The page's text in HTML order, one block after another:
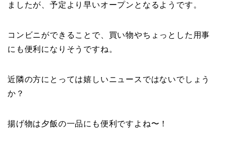
ましたが、予定より早いオープンとなるようです。
コンビニができることで、 買い物やちょっとした用事
にも便利になりそうですね。
近隣の方にとっては嬉しいニュースではないでしょう
か？
揚げ物は夕飯の一品にも便利ですよね〜！